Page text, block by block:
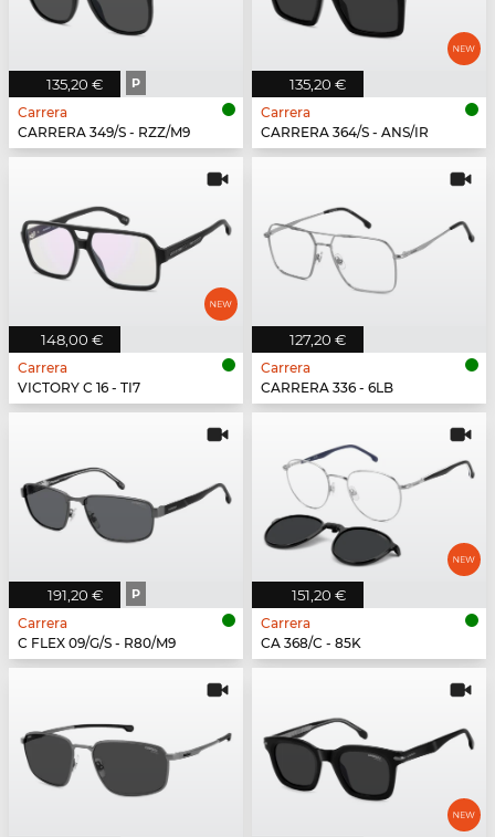
135,20 € P
Carrera
CARRERA 349/S - RZZ/M9
135,20 €
Carrera
CARRERA 364/S - ANS/IR
148,00 €
Carrera
VICTORY C 16 - TI7
127,20 €
Carrera
CARRERA 336 - 6LB
191,20 € P
Carrera
C FLEX 09/G/S - R80/M9
151,20 €
Carrera
CA 368/C - 85K